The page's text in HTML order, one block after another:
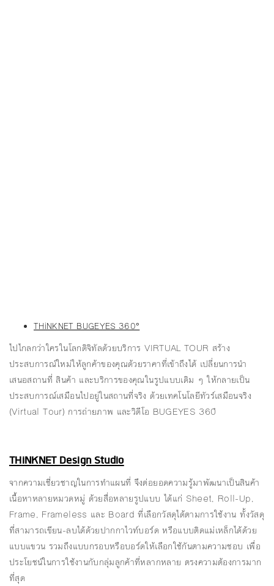
THiNKNET BUGEYES 360°
ไปไกลกว่าใครในโลกดิจิทัลด้วยบริการ VIRTUAL TOUR สร้าง
ประสบการณ์ใหม่ให้ลูกค้าของคุณด้วยราคาที่เข้าถึงได้ เปลี่ยนการนำ
เสนอสถานที่ สินค้า และบริการของคุณในรูปแบบเดิม ๆ ให้กลายเป็น
ประสบการณ์เสมือนไปอยู่ในสถานที่จริง ด้วยเทคโนโลยีทัวร์เสมือนจริง
(Virtual Tour) การถ่ายภาพ และวิดีโอ BUGEYES 360ํ
THiNKNET Design Studio
จากความเชี่ยวชาญในการทำแผนที่ จึงต่อยอดความรู้มาพัฒนาเป็นสินค้า
เนื้อหาหลายหมวดหมู่ ด้วยสื่อหลายรูปแบบ ได้แก่ Sheet, Roll-Up,
Frame, Frameless และ Board ที่เลือกวัสดุได้ตามการใช้งาน ทั้งวัสดุ
ที่สามารถเขียน-ลบได้ด้วยปากกาไวท์บอร์ด หรือแบบติดแม่เหล็กได้ด้วย
แบบแขวน รวมถึงแบบกรอบหรือบอร์ดให้เลือกใช้กันตามความชอบ เพื่อ
ประโยชน์ในการใช้งานกับกลุ่มลูกค้าที่หลากหลาย ตรงความต้องการมาก
ที่สุด